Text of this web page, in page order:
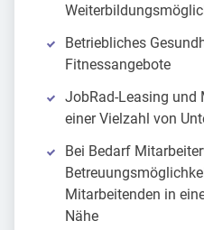
Betriebliches
Fitnessangebote
JobRad-Leasing und
einer Vielzahl von
Bei Bedarf
Mitarbeitenden in
Nähe